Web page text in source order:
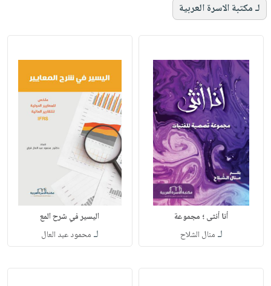
لـ مكتبة الاسرة العربية
أنا أنثى ؛ مجموعة
لـ منال الشلاح
اليسير في شرح المع
لـ محمود عبد العال